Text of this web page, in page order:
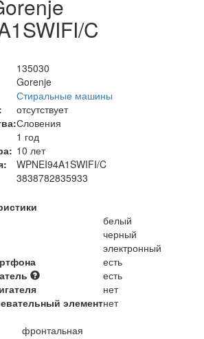
C
135030
Gorenje
Стиральные машины
отсутствует
Словения
1 год
10 лет
WPNEI94A1SWIFI/C
3838782835933
белый
черный
электронный
есть
есть
нет
элементнет
фронтальная